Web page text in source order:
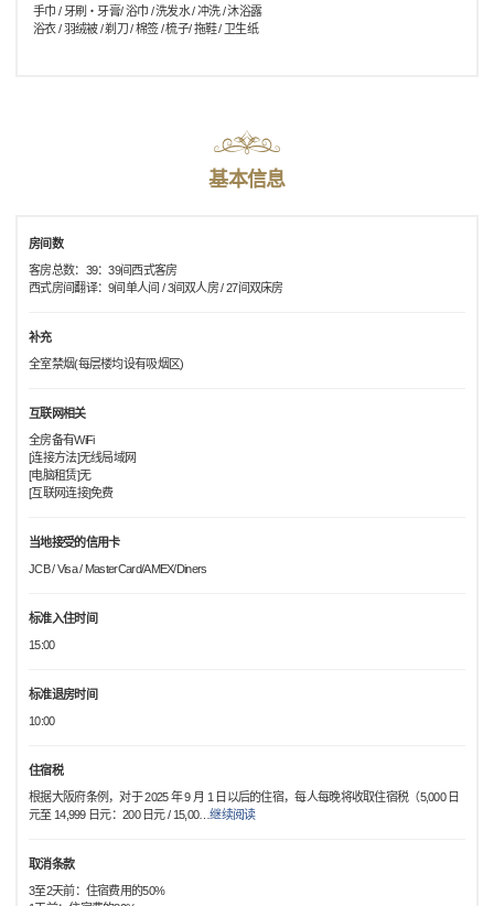
手巾 / 牙刷・牙膏/ 浴巾 / 洗发水 / 冲洗 / 沐浴露
浴衣 / 羽绒被 / 剃刀 / 棉签 / 梳子/ 拖鞋 / 卫生纸
基本信息
房间数
客房总数：39：39间西式客房
西式房间翻译：9间单人间 / 3间双人房 / 27间双床房
补充
全室禁烟(每层楼均设有吸烟区)
互联网相关
全房备有WiFi
[连接方法]无线局域网
[电脑租赁]无
[互联网连接]免费
当地接受的信用卡
JCB / Visa / MasterCard/AMEX/Diners
标准入住时间
15:00
标准退房时间
10:00
住宿税
根据大阪府条例，对于 2025 年 9 月 1 日以后的住宿，每人每晚将收取住宿税（5,000 日
元至 14,999 日元：200 日元 / 15,00…继续阅读
取消条款
3至2天前：住宿费用的50%